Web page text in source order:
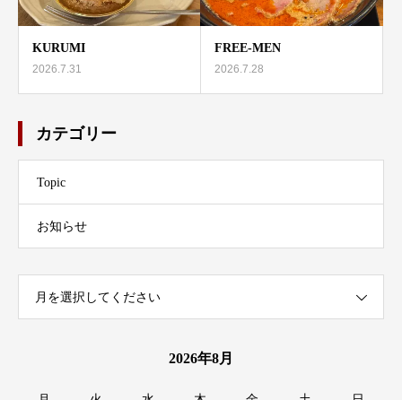
KURUMI
2026.7.31
FREE-MEN
2026.7.28
カテゴリー
Topic
お知らせ
月を選択してください
2026年8月